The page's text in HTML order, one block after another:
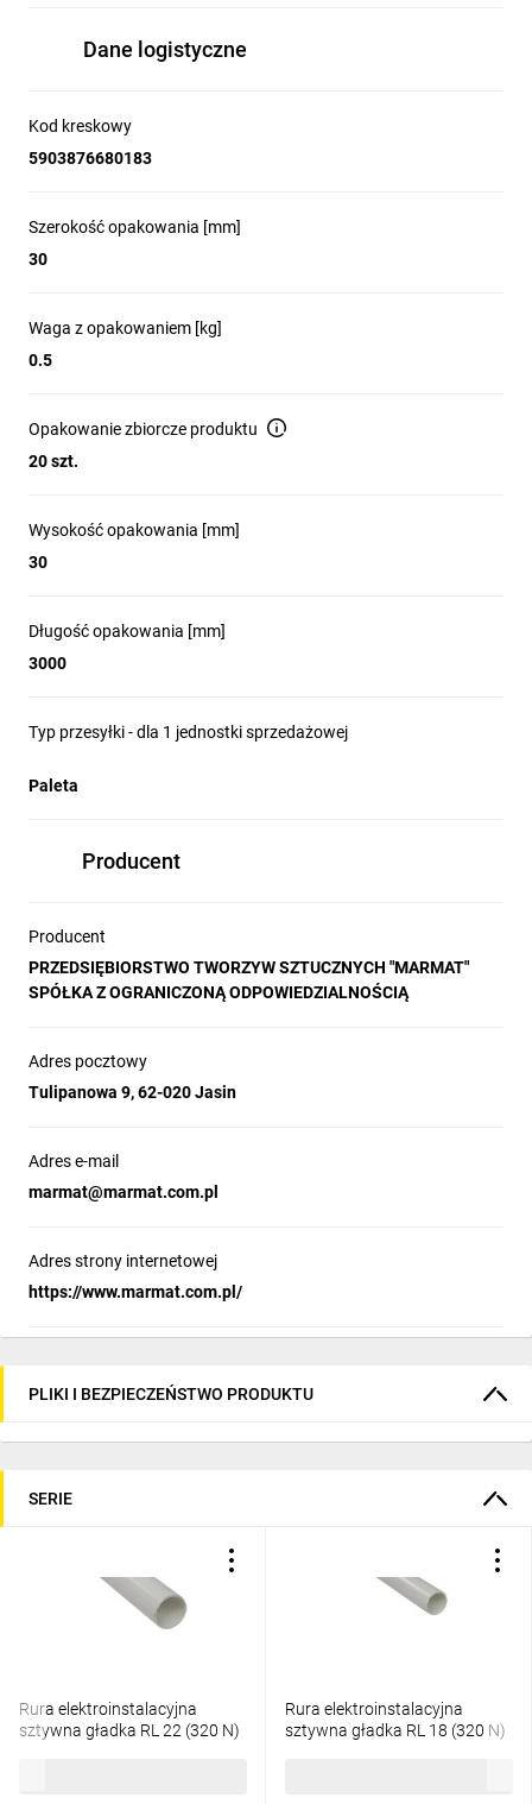
Dane logistyczne
Kod kreskowy
5903876680183
Szerokość opakowania [mm]
30
Waga z opakowaniem [kg]
0.5
Opakowanie zbiorcze produktu
20 szt.
Wysokość opakowania [mm]
30
Długość opakowania [mm]
3000
Typ przesyłki - dla 1 jednostki sprzedażowej
Paleta
Producent
Producent
PRZEDSIĘBIORSTWO TWORZYW SZTUCZNYCH "MARMAT"
SPÓŁKA Z OGRANICZONĄ ODPOWIEDZIALNOŚCIĄ
Adres pocztowy
Tulipanowa 9, 62-020 Jasin
Adres e-mail
marmat@marmat.com.pl
Adres strony internetowej
https://www.marmat.com.pl/
PLIKI I BEZPIECZEŃSTWO PRODUKTU
SERIE
Rura elektroinstalacyjna
sztywna gładka RL 22 (320 N)
Rura elektroinstalacyjna
sztywna gładka RL 18 (320 N)